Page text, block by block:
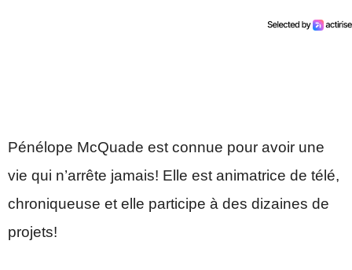
Pénélope McQuade est connue pour avoir une
vie qui n’arrête jamais! Elle est animatrice de télé,
chroniqueuse et elle participe à des dizaines de
projets!